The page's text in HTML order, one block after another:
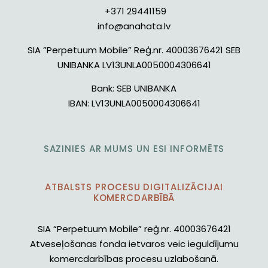
+371 29441159
info@anahata.lv
SIA ”Perpetuum Mobile” Reģ.nr. 40003676421 SEB
UNIBANKA LV13UNLA0050004306641
Bank: SEB UNIBANKA
IBAN: LV13UNLA0050004306641
SAZINIES AR MUMS UN ESI INFORMĒTS
ATBALSTS PROCESU DIGITALIZĀCIJAI
KOMERCDARBĪBĀ
SIA “Perpetuum Mobile” reģ.nr. 40003676421
Atveseļošanas fonda ietvaros veic ieguldījumu
komercdarbības procesu uzlabošanā.